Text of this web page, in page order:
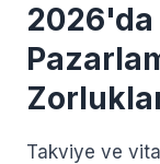
2026'da
Takviye ve